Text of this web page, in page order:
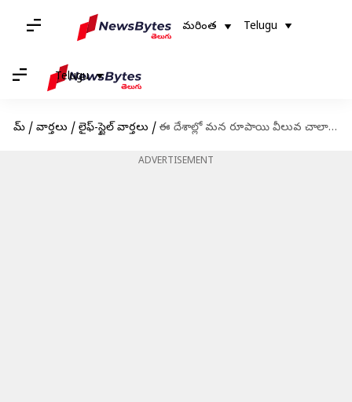
మరింత Telugu
Telugu
హోమ్ / వార్తలు / లైఫ్-స్టైల్ వార్తలు / ఈ దేశాల్లో మన రూపాయి వీలువ చాలా ఎక్కువ, అవేంటో తెలుసా?
ADVERTISEMENT